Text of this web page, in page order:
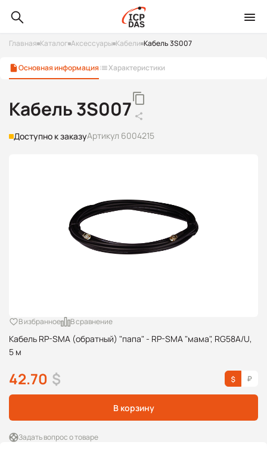
Главная Каталог Аксессуары Кабели Кабель 3S007
Основная информация Характеристики
Кабель 3S007
Доступно к заказуАртикул 6004215
Кабель RP-SMA (обратный) "папа" - RP-SMA "мама", RG58A/U,
5 м
В избранное В сравнение
42.70 $
В корзину
Задать вопрос о товаре